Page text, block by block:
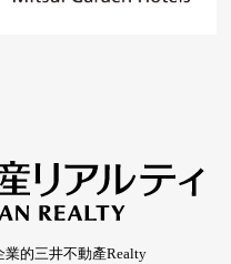
業的三井不動產Realty